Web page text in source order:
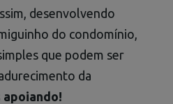
desenvolvendo
do condomínio,
que podem ser
da
apoiando!